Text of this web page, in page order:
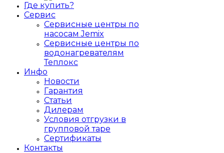
Где купить?
Сервис
Сервисные центры по
насосам Jemix
Сервисные центры по
водонагревателям
Теплокс
Инфо
Новости
Гарантия
Статьи
Дилерам
Условия отгрузки в
групповой таре
Сертификаты
Контакты